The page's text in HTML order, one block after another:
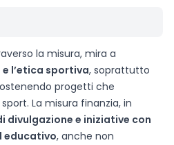
la misura, mira a
l’etica sportiva, soprattutto
progetti che
La misura finanzia, in
divulgazione e iniziative con
educativo, anche non